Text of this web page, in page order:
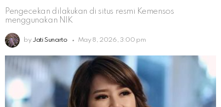
Pengecekan dilakukan di situs resmi Kemensos
menggunakan NIK
by Jati Sunarto May 8, 2026, 3:00 pm